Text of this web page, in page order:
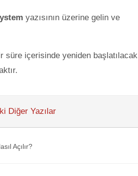
yazısının üzerine gelin ve
süre içerisinde yeniden başlatılacak
Diğer Yazılar
Açılır?